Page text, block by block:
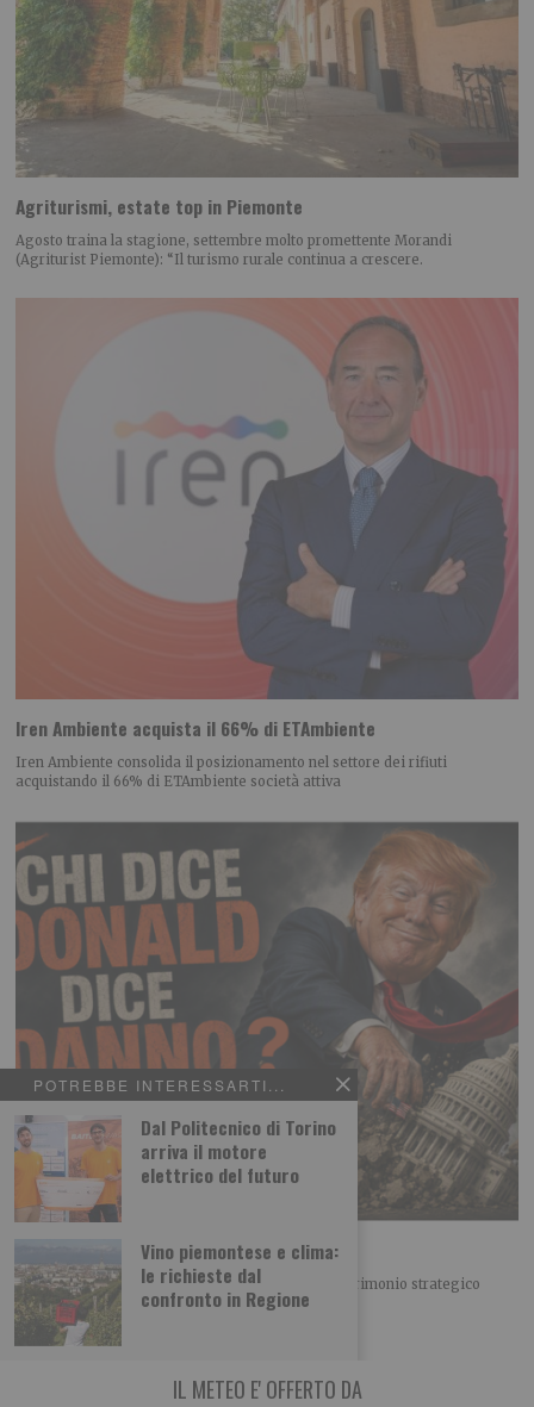
POTREBBE INTERESSARTI...
Dal Politecnico di Torino
arriva il motore
elettrico del futuro
Vino piemontese e clima:
le richieste dal
confronto in Regione
Agriturismi, estate top in Piemonte
Agosto traina la stagione, settembre molto promettente Morandi
(Agriturist Piemonte): “Il turismo rurale continua a crescere.
Iren Ambiente acquista il 66% di ETAmbiente
Iren Ambiente consolida il posizionamento nel settore dei rifiuti
acquistando il 66% di ETAmbiente società attiva
Chi dice Donald dice Danno?
IL PUNTASPILLI di Luca Martina Il principale patrimonio strategico
degli Stati Uniti non sono certo
IL METEO E' OFFERTO DA